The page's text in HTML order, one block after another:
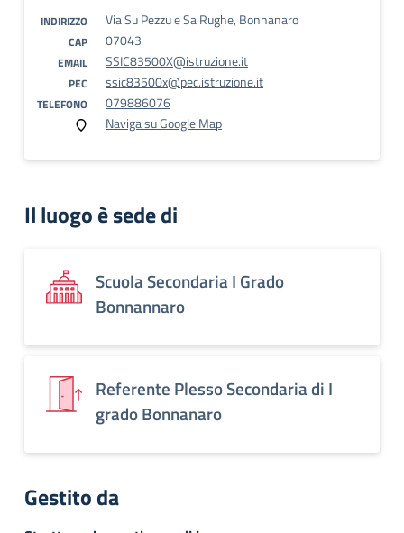
INDIRIZZO Via Su Pezzu e Sa Rughe, Bonnanaro
CAP 07043
EMAIL SSIC83500X@istruzione.it
PEC ssic83500x@pec.istruzione.it
TELEFONO
079886076
Naviga su Google Map
Il luogo è sede di
Scuola Secondaria I Grado
Bonnannaro
Referente Plesso Secondaria di I
grado Bonnanaro
Gestito da